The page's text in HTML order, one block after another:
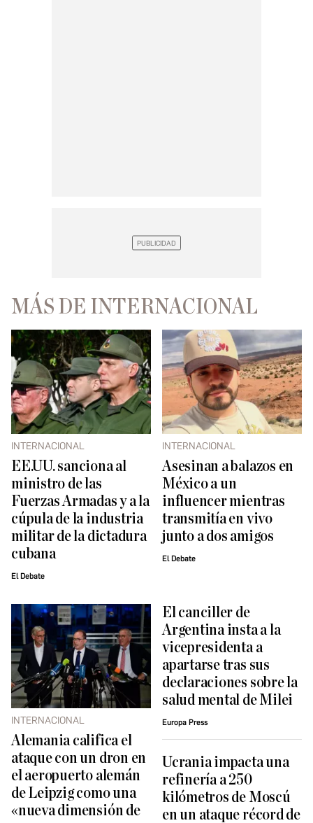
MÁS DE INTERNACIONAL
INTERNACIONAL
EE.UU. sanciona al
ministro de las
Fuerzas Armadas y a la
cúpula de la industria
militar de la dictadura
cubana
El Debate
INTERNACIONAL
Asesinan a balazos en
México a un
influencer mientras
transmitía en vivo
junto a dos amigos
El Debate
INTERNACIONAL
Alemania califica el
ataque con un dron en
el aeropuerto alemán
de Leipzig como una
«nueva dimensión de
El canciller de
Argentina insta a la
vicepresidenta a
apartarse tras sus
declaraciones sobre la
salud mental de Milei
Europa Press
Ucrania impacta una
refinería a 250
kilómetros de Moscú
en un ataque récord de